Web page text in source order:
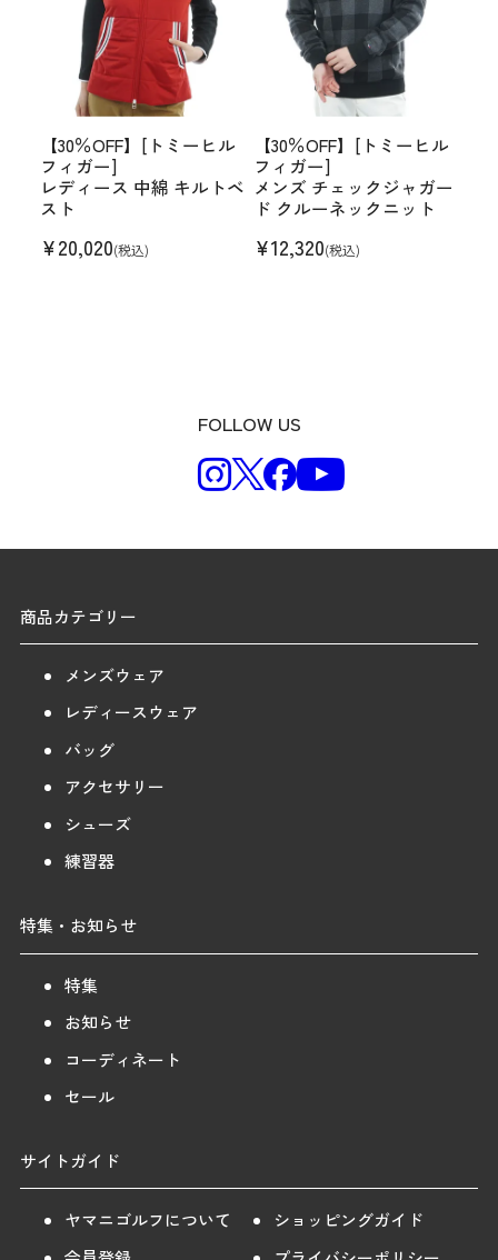
【30％OFF】[トミーヒル
フィガー]
レディース 中綿 キルトベ
スト
¥20,020(税込)
【30％OFF】[トミーヒル
フィガー]
メンズ チェックジャガー
ド クルーネックニット
¥12,320(税込)
FOLLOW US
商品カテゴリー
メンズウェア
レディースウェア
バッグ
アクセサリー
シューズ
練習器
特集・お知らせ
特集
お知らせ
コーディネート
セール
サイトガイド
ヤマニゴルフについて
ショッピングガイド